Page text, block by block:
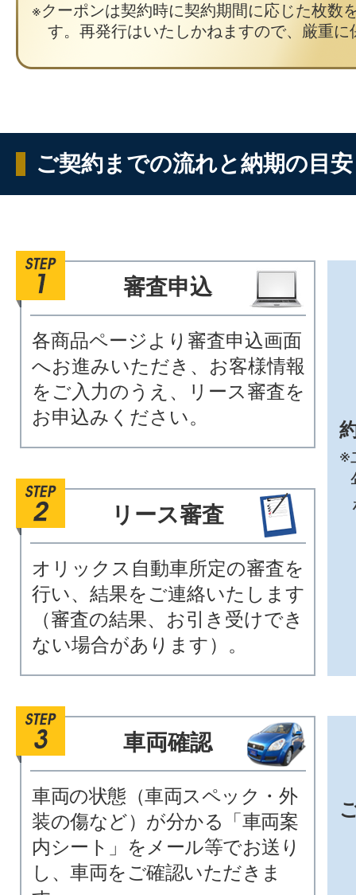
クーポンは契約時に契約期間に応じた枚数
す。再発行はいたしかねますので、厳重に
ご契約までの流れと納期の目安
審査申込
各商品ページより審査申込画面
へお進みいただき、お客様情報
をご入力のうえ、リース審査を
お申込みください。
リース審査
オリックス自動車所定の審査を
行い、結果をご連絡いたします
（審査の結果、お引き受けでき
ない場合があります）。
車両確認
車両の状態（車両スペック・外
装の傷など）が分かる「車両案
内シート」をメール等でお送り
し、車両をご確認いただきま
※